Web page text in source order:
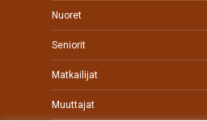
Nuoret
Seniorit
Matkailijat
Muuttajat